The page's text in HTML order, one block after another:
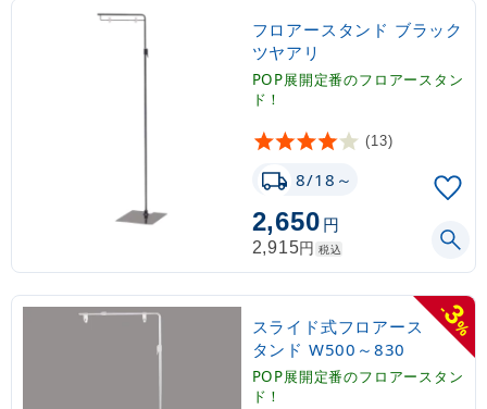
フロアースタンド ブラック
ツヤアリ
POP展開定番のフロアースタン
ド！
(13)
8/18～
2,650円
2,915円 税込
-
3
%
スライド式フロアース
タンド W500～830
POP展開定番のフロアースタン
ド！